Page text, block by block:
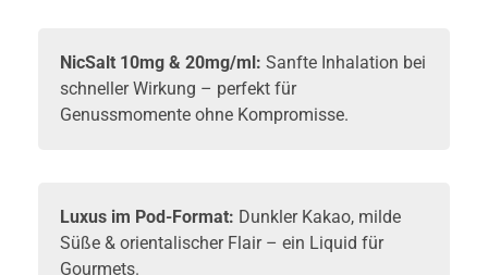
NicSalt 10mg & 20mg/ml: Sanfte Inhalation bei
schneller Wirkung – perfekt für
Genussmomente ohne Kompromisse.
Luxus im Pod-Format: Dunkler Kakao, milde
Süße & orientalischer Flair – ein Liquid für
Gourmets.